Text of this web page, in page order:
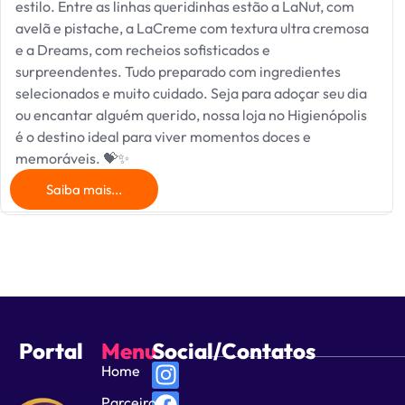
estilo. Entre as linhas queridinhas estão a LaNut, com
avelã e pistache, a LaCreme com textura ultra cremosa
e a Dreams, com recheios sofisticados e
surpreendentes. Tudo preparado com ingredientes
selecionados e muito cuidado. Seja para adoçar seu dia
ou encantar alguém querido, nossa loja no Higienópolis
é o destino ideal para viver momentos doces e
memoráveis. 💝✨
Saiba mais...
Portal Menu
Home
Social/Contatos